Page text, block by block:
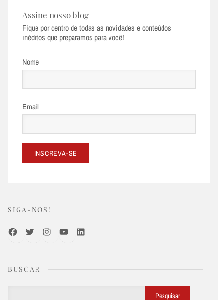
Assine nosso blog
Fique por dentro de todas as novidades e conteúdos
inéditos que preparamos para você!
Nome
Email
SIGA-NOS!
FacebookTwitterInstagramYoutubeLinkedIn
BUSCAR
Pesquisar